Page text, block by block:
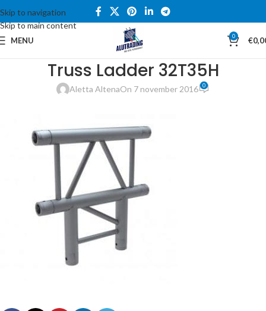
Skip to navigation
Skip to main content
MENU 0 €
Truss Ladder 32T35H
Aletta AltenaOn 7 november 2016 0